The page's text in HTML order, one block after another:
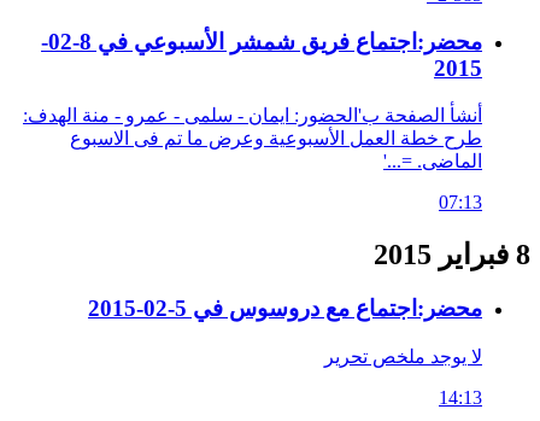
محضر:اجتماع فريق شمشر الأسبوعي في 8-02-
2015
أنشأ الصفحة ب'الحضور: ايمان - سلمى - عمرو - منة الهدف:
طرح خطة العمل الأسبوعية وعرض ما تم فى الاسبوع
الماضى. =...'
07:13
8 فبراير 2015
محضر:اجتماع مع دروسوس في 5-02-2015
لا يوجد ملخص تحرير
14:13